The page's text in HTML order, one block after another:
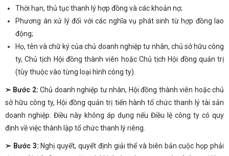
Thời hạn, thủ tục thanh lý hợp đồng và các khoản nợ;
Phương án xử lý đối với các nghĩa vụ phát sinh từ hợp đồng lao
động;
Họ, tên và chữ ký của chủ doanh nghiệp tư nhân, chủ sở hữu công
ty, Chủ tịch Hội đồng thành viên hoặc Chủ tịch Hội đồng quản trị
(tùy thuộc vào từng loại hình công ty).
➣ Bước 2: Chủ doanh nghiệp tư nhân, Hội đồng thành viên hoặc chủ
sở hữu công ty, Hội đồng quản trị tiến hành tổ chức thanh lý tài sản
doanh nghiệp. Điều này không áp dụng nếu Điều lệ công ty có quy
định về việc thành lập tổ chức thanh lý riêng.
➣ Bước 3: Nghị quyết, quyết định giải thể và biên bản cuộc họp phải